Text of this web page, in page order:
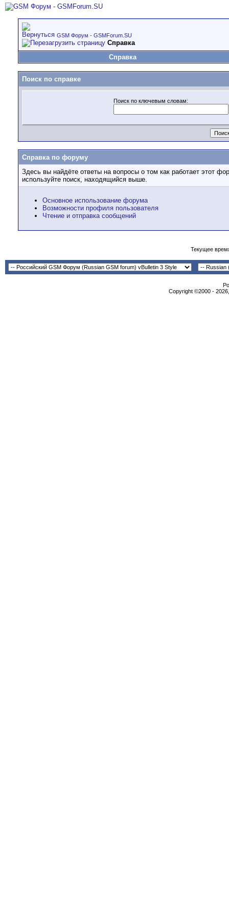
GSM Форум - GSMForum.SU
Справка
Справка
Поиск по справке
Поиск по ключевым словам:
Справка по форуму
Здесь вы найдёте ответы на вопросы о том как работает этот
используйте поиск, находящийся выше.
Основное использование форума
Возможности профиля пользователя
Чтение и отправка сообщений
Текущее
Copyright ©2000 -